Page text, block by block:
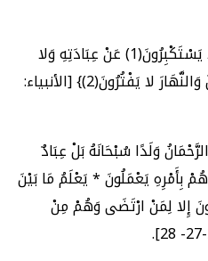
وقال تعالى: {وَمَنْ عِنْدَهُ لا يَسْتَكْبِرُونَ(1) عَنْ عِبَادَتِهِ وَلا
يَسْتَحْسِرُونَ(1) * يُسَبِّحُونَ اللَّيْلَ وَالنَّهَارَ لا يَفْتُرُونَ(2)} [الأنبياء:
وَلَدًا سُبْحَانَهُ بَلْ عِبَادٌ
بِأَمْرِهِ يَعْمَلُونَ * يَعْلَمُ مَا بَيْنَ
إِلا لِمَنْ ارْتَضَى وَهُمْ مِنْ